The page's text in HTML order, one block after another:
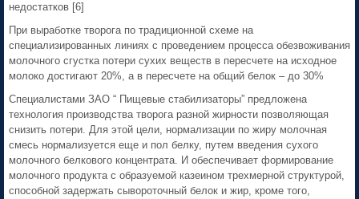
недостатков [6]
При выработке творога по традиционной схеме на
специализированных линиях с проведением процесса обезвоживания
молочного сгустка потери сухих веществ в пересчете на исходное
молоко достигают 20%, а в пересчете на общий белок – до 30%
Специалистами ЗАО “ Пищевые стабилизаторы” предложена
технология производства творога разной жирности позволяющая
снизить потери. Для этой цели, нормализации по жиру молочная
смесь нормализуется еще и пол белку, путем введения сухого
молочного белкового концентрата. И обеспечивает формирование
молочного продукта с образуемой казеином трехмерной структурой,
способной задержать сывороточный белок и жир, кроме того,